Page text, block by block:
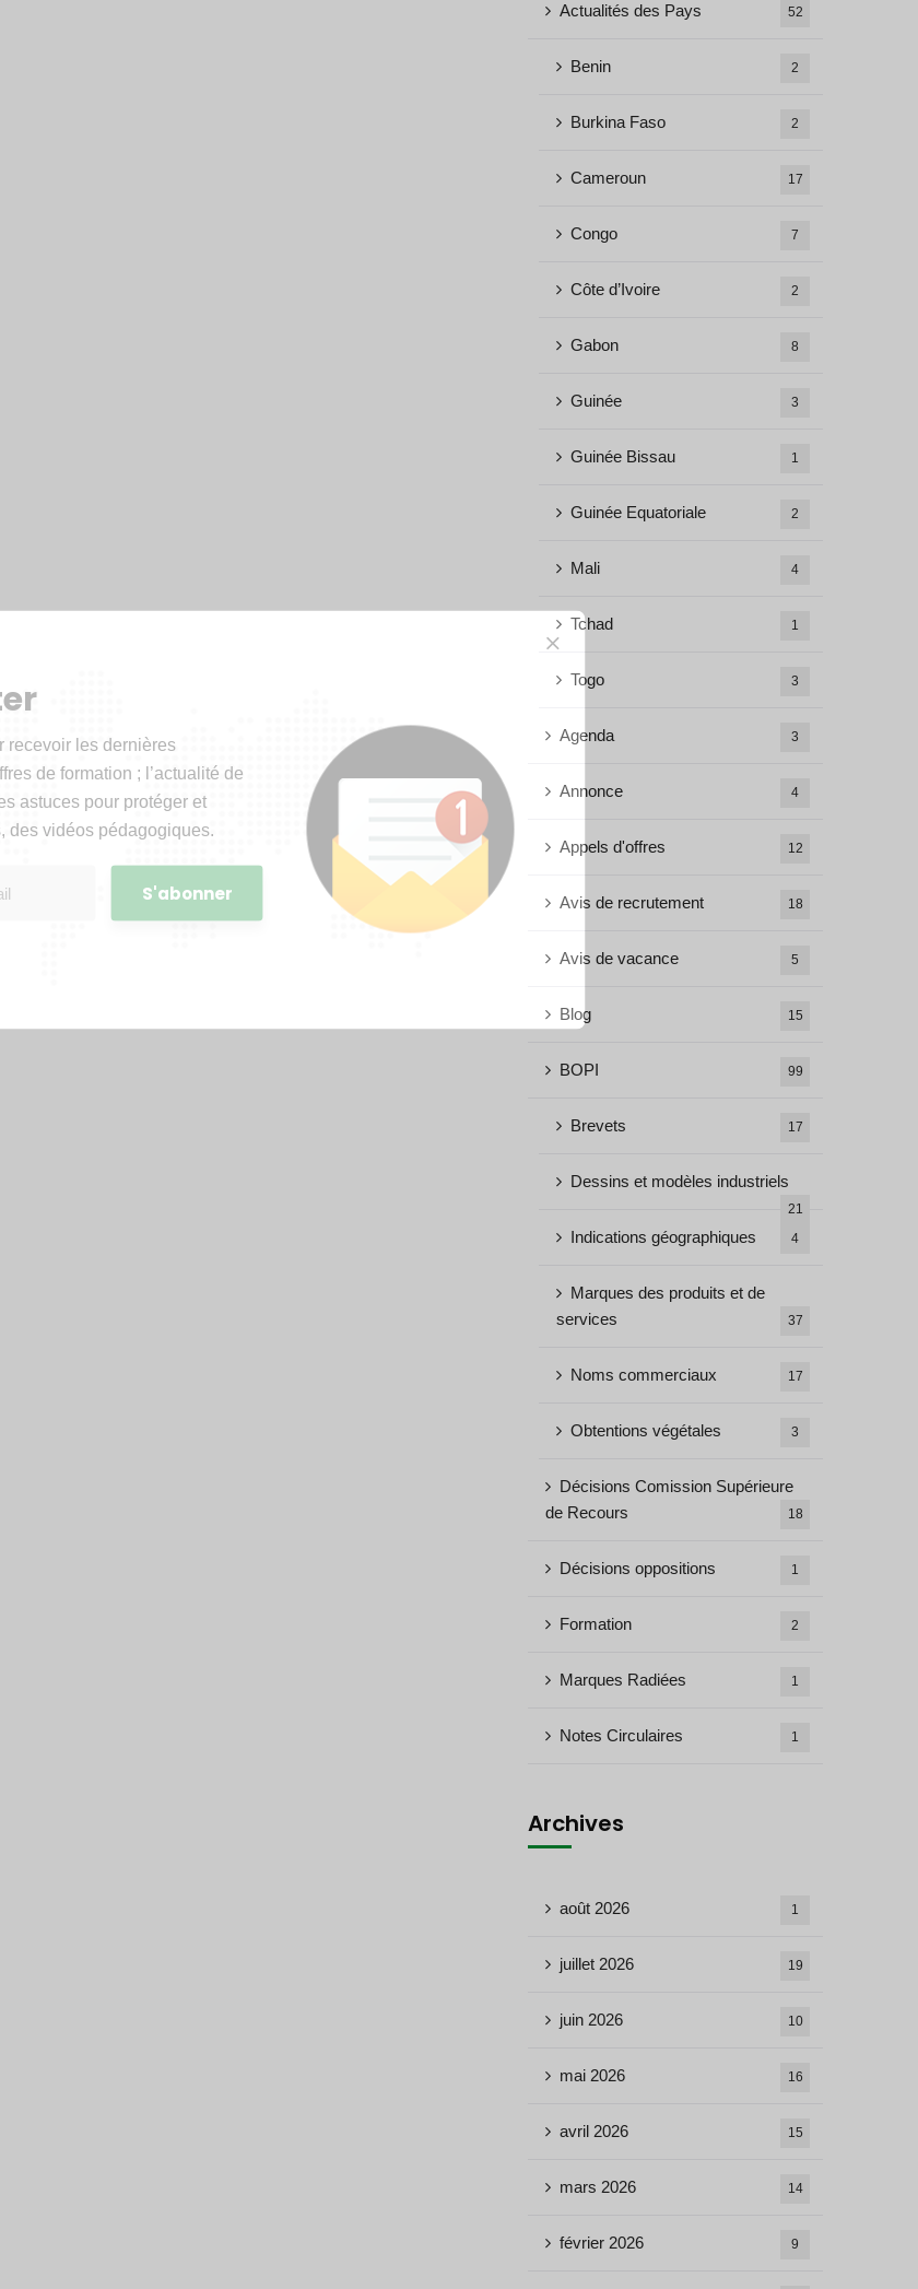
Actualités des Pays 52
Benin 2
Burkina Faso 2
Cameroun 17
Congo 7
Côte d’Ivoire 2
Gabon 8
Guinée 3
Guinée Bissau 1
Guinée Equatoriale 2
Mali 4
Tchad 1
Togo 3
Agenda 3
Annonce 4
Appels d'offres 12
Avis de recrutement 18
Avis de vacance 5
Blog 15
BOPI 99
Brevets 17
Dessins et modèles industriels
21
Indications géographiques 4
Marques des produits et de
services
37
Noms commerciaux 17
Obtentions végétales 3
Décisions Comission Supérieure
de Recours
18
Décisions oppositions 1
Formation 2
Marques Radiées 1
Notes Circulaires 1
Archives
août 2026 1
juillet 2026 19
juin 2026 10
mai 2026 16
avril 2026 15
mars 2026 14
février 2026 9
recevoir les dernières
de formation ; l’actualité de
astuces pour protéger et
des vidéos pédagogiques.